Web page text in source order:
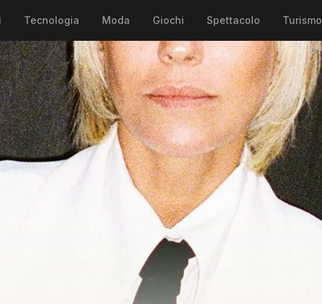
Tecnologia Moda Giochi Spettacolo Turismo